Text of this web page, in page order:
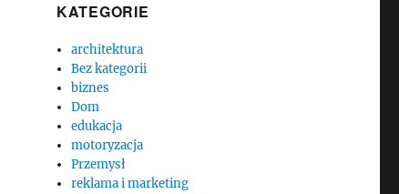
KATEGORIE
architektura
Bez kategorii
biznes
Dom
edukacja
motoryzacja
Przemysł
reklama i marketing